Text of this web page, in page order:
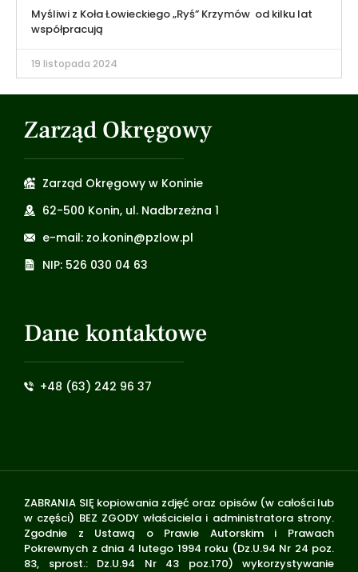
Myśliwi z Koła Łowieckiego „Ryś” Krzymów od kilku lat
współpracują
19 listopada 2024
Zarząd Okręgowy
Zarząd Okręgowy w Koninie
62-500 Konin, ul. Nadbrzeżna 1
e-mail: zo.konin@pzlow.pl
NIP: 526 030 04 63
Dane kontaktowe
+48 (63) 242 96 37
ZABRANIA SIĘ kopiowania zdjęć oraz opisów (w całości lub
w części) BEZ ZGODY właściciela i administratora strony.
Zgodnie z Ustawą o Prawie Autorskim i Prawach
Pokrewnych z dnia 4 lutego 1994 roku (Dz.U.94 Nr 24 poz.
83, sprost.: Dz.U.94 Nr 43 poz.170) wykorzystywanie